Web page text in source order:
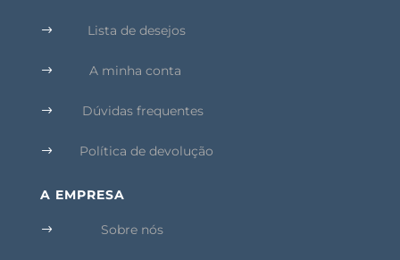
$ Lista de desejos
$ A minha conta
$ Dúvidas frequentes
$ Política de devolução
A EMPRESA
$ Sobre nós